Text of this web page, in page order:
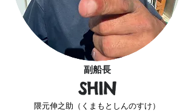
副船長
SHIN
​隈元伸之助（くまもとしんのすけ）